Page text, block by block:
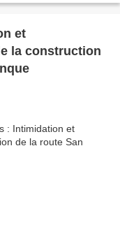
et
la construction